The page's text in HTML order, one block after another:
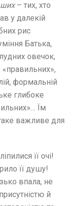
– тих, хто
у далекій
рис
Батька,
овечок,
формальній
глибоке
Їм
важливе для
її очі!
її душу!
впала, не
й